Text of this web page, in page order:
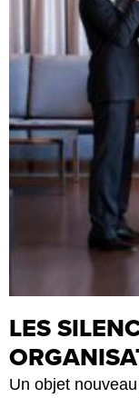
LES
Un objet